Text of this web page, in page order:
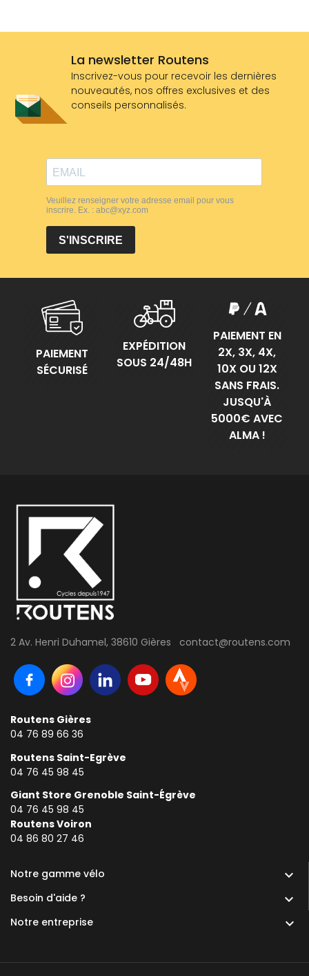
La newsletter Routens
Inscrivez-vous pour recevoir les dernières
nouveautés, nos offres exclusives et des
conseils personnalisés.
PAIEMENT
SÉCURISÉ
EXPÉDITION
SOUS 24/48H
PAIEMENT EN
2X, 3X, 4X,
10X OU 12X
SANS FRAIS.
JUSQU'À
5000€ AVEC
ALMA !
2 Av. Henri Duhamel, 38610 Gières contact@routens.com
Routens Gières
04 76 89 66 36
Routens Saint-Egrève
04 76 45 98 45
Giant Store Grenoble Saint-Égrève
04 76 45 98 45
Routens Voiron
04 86 80 27 46
Notre gamme vélo 
Besoin d'aide ? 
Notre entreprise 